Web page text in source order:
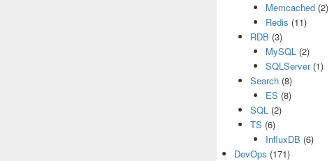
Memcached (2)
Redis (11)
RDB (3)
MySQL (2)
SQLServer(1)
Search(8)
ES (8)
SQL(2)
TS (6)
InfluxDB (6)
DevOps (171)